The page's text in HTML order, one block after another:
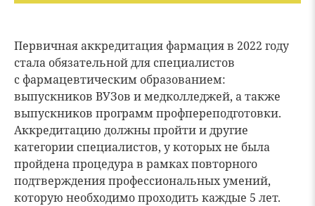
Первичная аккредитация фармация в 2022 году
стала обязательной для специалистов
с фармацевтическим образованием:
выпускников ВУЗов и медколледжей, а также
выпускников программ профпереподготовки.
Аккредитацию должны пройти и другие
категории специалистов, у которых не была
пройдена процедура в рамках повторного
подтверждения профессиональных умений,
которую необходимо проходить каждые 5 лет.